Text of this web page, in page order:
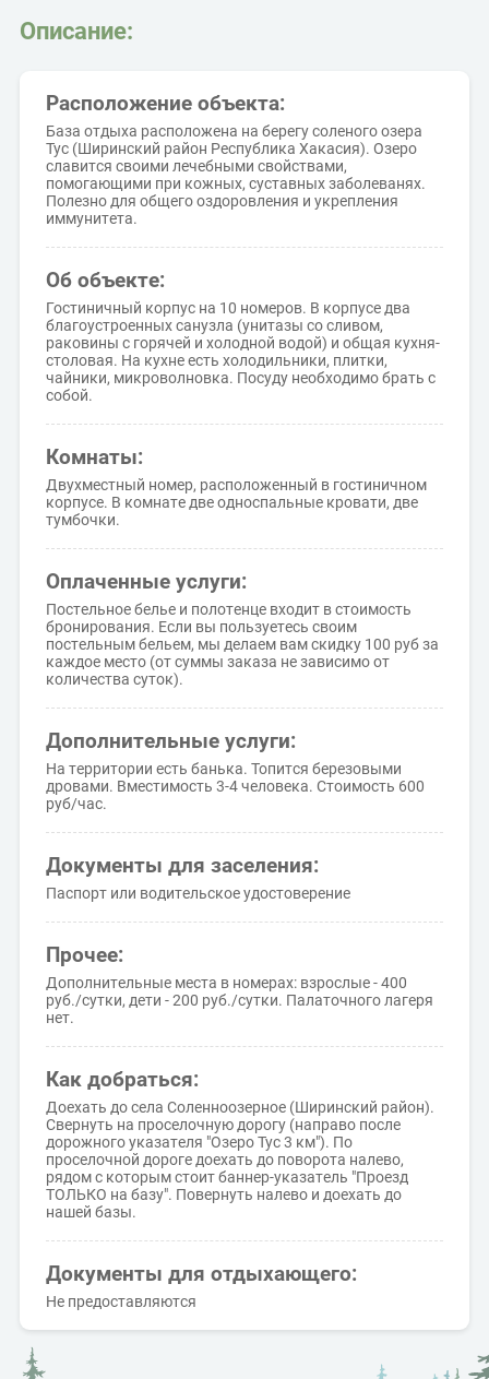
Описание:
Расположение объекта:
База отдыха расположена на берегу соленого озера
Тус (Ширинский район Республика Хакасия). Озеро
славится своими лечебными свойствами,
помогающими при кожных, суставных заболеванях.
Полезно для общего оздоровления и укрепления
иммунитета.
Об объекте:
Гостиничный корпус на 10 номеров. В корпусе два
благоустроенных санузла (унитазы со сливом,
раковины с горячей и холодной водой) и общая кухня-
столовая. На кухне есть холодильники, плитки,
чайники, микроволновка. Посуду необходимо брать с
собой.
Комнаты:
Двухместный номер, расположенный в гостиничном
корпусе. В комнате две односпальные кровати, две
тумбочки.
Оплаченные услуги:
Постельное белье и полотенце входит в стоимость
бронирования. Если вы пользуетесь своим
постельным бельем, мы делаем вам скидку 100 руб за
каждое место (от суммы заказа не зависимо от
количества суток).
Дополнительные услуги:
На территории есть банька. Топится березовыми
дровами. Вместимость 3-4 человека. Стоимость 600
руб/час.
Документы для заселения:
Паспорт или водительское удостоверение
Прочее:
Дополнительные места в номерах: взрослые - 400
руб./сутки, дети - 200 руб./сутки. Палаточного лагеря
нет.
Как добраться:
Доехать до села Соленноозерное (Ширинский район).
Свернуть на проселочную дорогу (направо после
дорожного указателя "Озеро Тус 3 км"). По
проселочной дороге доехать до поворота налево,
рядом с которым стоит баннер-указатель "Проезд
ТОЛЬКО на базу". Повернуть налево и доехать до
нашей базы.
Документы для отдыхающего:
Не предоставляются